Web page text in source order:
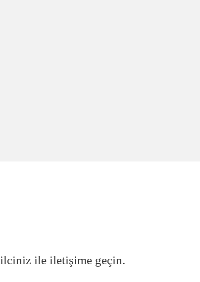
ile iletişime geçin.